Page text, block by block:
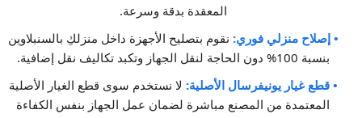
المعقدة بدقة وسرعة.
• إصلاح منزلي فوري: نقوم بتصليح الأجهزة داخل منزلكِ بالسنبلاوين
بنسبة 100% دون الحاجة لنقل الجهاز وتكبد تكاليف نقل إضافية.
• قطع غيار يونيفرسال الأصلية: لا نستخدم سوى قطع الغيار الأصلية
المعتمدة من المصنع مباشرة لضمان عمل الجهاز بنفس الكفاءة